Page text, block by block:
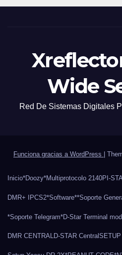
Wide
Red De Sistemas Digitales
Funciona gracias a WordPress |
Inicio*Doozy*Multiprotocolo 2140PI-
DMR+ IPCS2*Software**Soporte
*Soporte Telegram*D-Star Terminal
DMR CENTRALD-STAR Central